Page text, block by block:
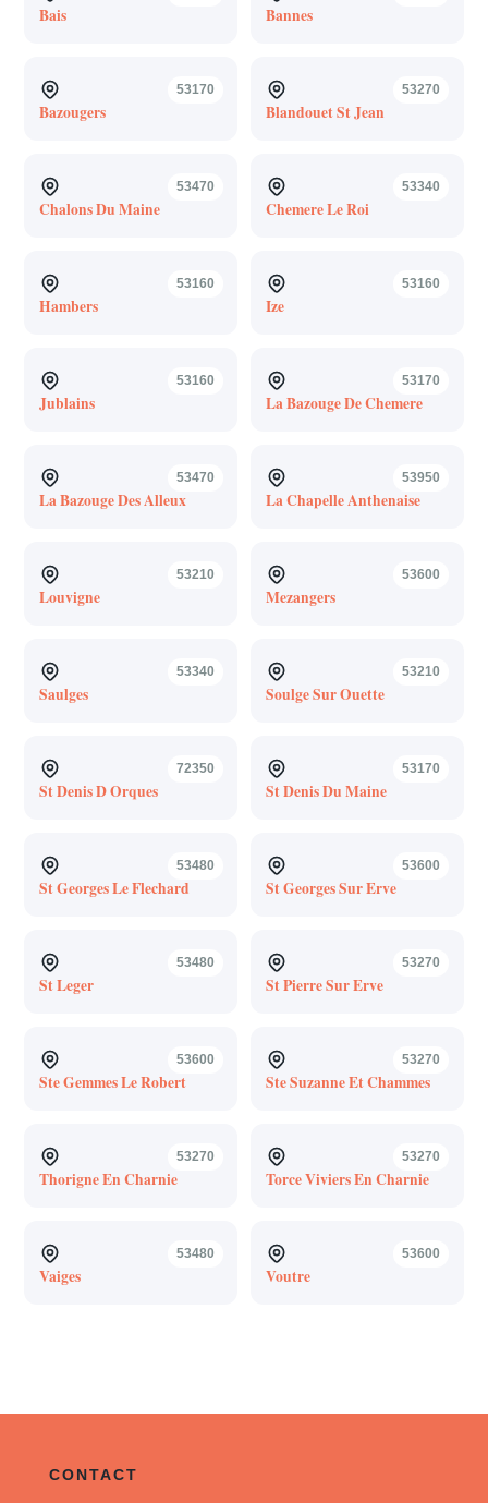
Bais Bannes
53170
Bazougers
53270
Blandouet St Jean
53470
Chalons Du Maine
53340
Chemere Le Roi
53160
Hambers
53160
Ize
53160
Jublains
53170
La Bazouge De Chemere
53470
La Bazouge Des Alleux
53950
La Chapelle Anthenaise
53210
Louvigne
53600
Mezangers
53340
Saulges
53210
Soulge Sur Ouette
72350
St Denis D Orques
53170
St Denis Du Maine
53480
St Georges Le Flechard
53600
St Georges Sur Erve
53480
St Leger
53270
St Pierre Sur Erve
53600
Ste Gemmes Le Robert
53270
Ste Suzanne Et Chammes
53270
Thorigne En Charnie
53270
Torce Viviers En Charnie
53480
Vaiges
53600
Voutre
CONTACT